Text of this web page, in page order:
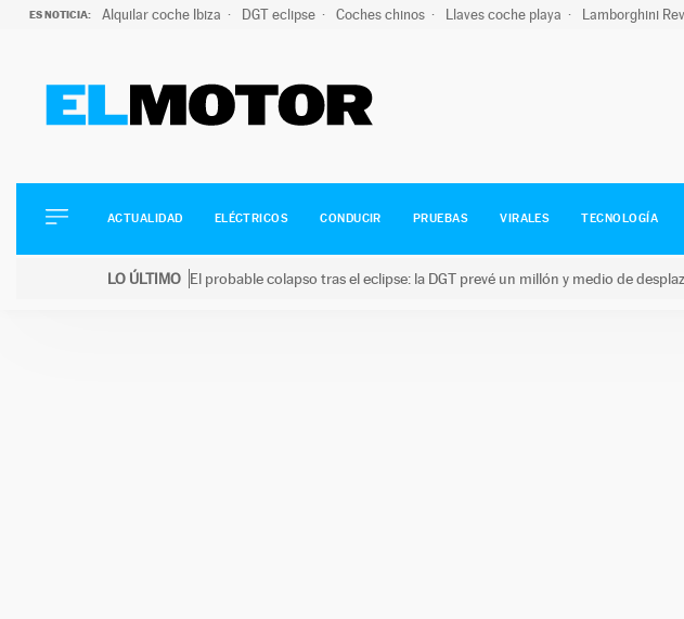
ES NOTICIA: Alquilar coche Ibiza DGT eclipse Coches chinos Llaves coche playa Lamborghini
ELÉCTRICOS
CONDUCIR
ACTUALIDAD ELÉCTRICOS CONDUCIR PRUEBAS VIRALES TECNOLOGÍA
LO ÚLTIMO El probable colapso tras el eclipse: la DGT prevé un millón y medio de